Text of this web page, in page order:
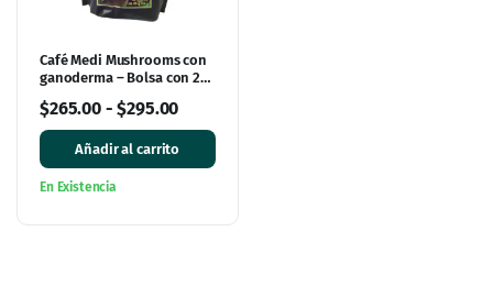
Café Medi Mushrooms con
ganoderma – Bolsa con 20
$265.00-$295.00
Añadir al carrito
En Existencia